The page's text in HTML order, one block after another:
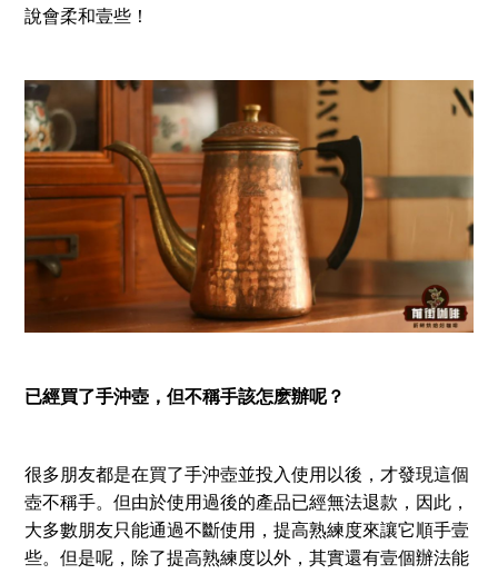
說會柔和壹些！
已經買了手沖壺，但不稱手該怎麽辦呢？
很多朋友都是在買了手沖壺並投入使用以後，才發現這個
壺不稱手。但由於使用過後的產品已經無法退款，因此，
大多數朋友只能通過不斷使用，提高熟練度來讓它順手壹
些。但是呢，除了提高熟練度以外，其實還有壹個辦法能